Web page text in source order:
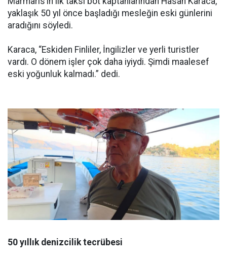
yaklaşık 50 yıl önce başladığı mesleğin eski günlerini
aradığını söyledi.
Karaca, “Eskiden Finliler, İngilizler ve yerli turistler
vardı. O dönem işler çok daha iyiydi. Şimdi maalesef
eski yoğunluk kalmadı.” dedi.
50 yıllık denizcilik tecrübesi